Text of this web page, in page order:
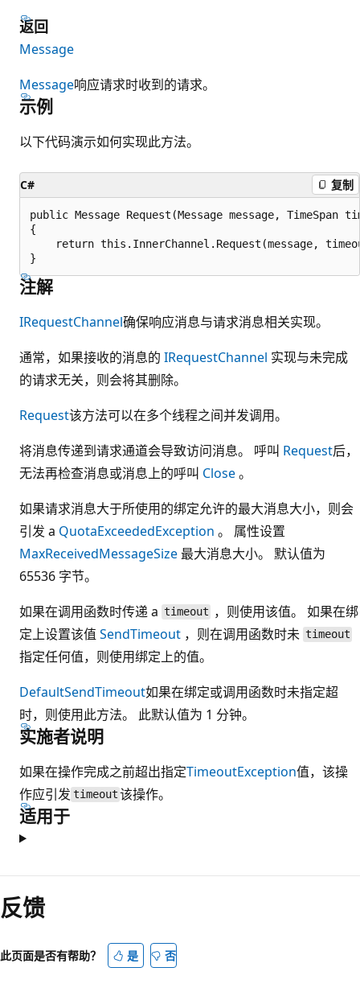
返回
Message
Message响应请求时收到的请求。
示例
以下代码演示如何实现此方法。
C# 复制
public Message Request(Message message, TimeSpan
{
return this.InnerChannel.Request(message,
注解
IRequestChannel确保响应消息与请求消息相关实现。
通常，如果接收的消息的 IRequestChannel 实现与未完成
的请求无关，则会将其删除。
Request该方法可以在多个线程之间并发调用。
将消息传递到请求通道会导致访问消息。 呼叫 Request后，
无法再检查消息或消息上的呼叫 Close。
如果请求消息大于所使用的绑定允许的最大消息大小，则会
引发 a QuotaExceededException 。 属性设置
MaxReceivedMessageSize最大消息大小。 默认值为
65536 字节。
如果在调用函数时传递 a timeout ，则使用该值。 如果在绑
定上设置该值 SendTimeout ，则在调用函数时未 timeout
指定任何值，则使用绑定上的值。
DefaultSendTimeout如果在绑定或调用函数时未指定超
时，则使用此方法。 此默认值为 1 分钟。
实施者说明
如果在操作完成之前超出指定TimeoutException值，该操
作应引发 timeout 该操作。
适用于
反馈
此页面是否有帮助？ 是 否